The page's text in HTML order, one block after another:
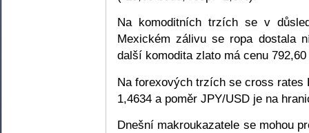
Na komoditních trzích se v
Mexickém zálivu se ropa dostala
další komodita zlato má cenu
Na forexových trzích se cross rates
1,4634 a poměr JPY/USD je na
Dnešní makroukazatele se mohou